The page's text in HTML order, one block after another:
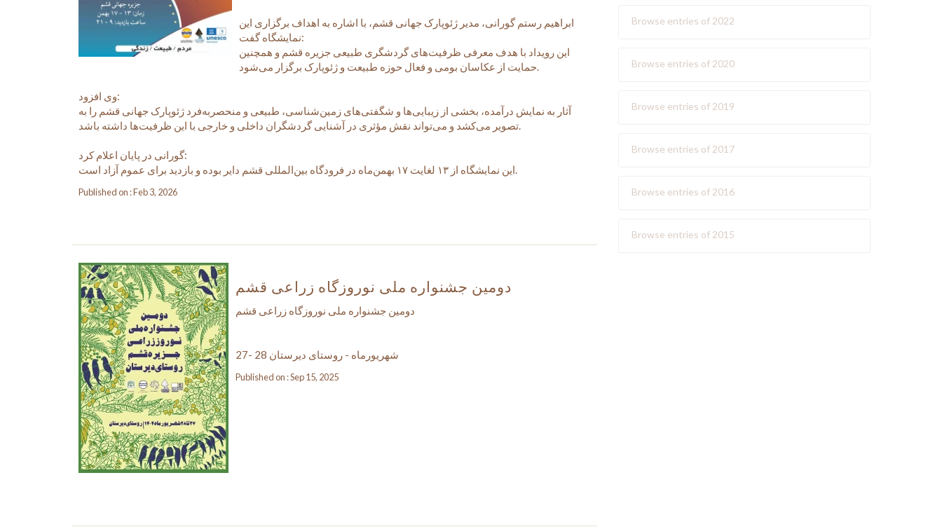
ابراهیم رستم گورانی، مدیر ژئوپارک جهانی قشم، با اشاره به اهداف برگزاری این
نمایشگاه گفت:
این رویداد با هدف معرفی ظرفیت‌های گردشگری طبیعی جزیره قشم و همچنین
حمایت از عکاسان بومی و فعال حوزه طبیعت و ژئوپارک برگزار می‌شود.
وی افزود:
آثار به نمایش درآمده، بخشی از زیبایی‌ها و شگفتی‌های زمین‌شناسی، طبیعی و منحصربه‌فرد ژئوپارک جهانی قشم را به
تصویر می‌کشد و می‌تواند نقش مؤثری در آشنایی گردشگران داخلی و خارجی با این ظرفیت‌ها داشته باشد.
گورانی در پایان اعلام کرد:
این نمایشگاه از ۱۳ لغایت ۱۷ بهمن‌ماه در فرودگاه بین‌المللی قشم دایر بوده و بازدید برای عموم آزاد است.
Published on : Feb 3, 2026
دومین جشنواره ملی نوروزگاه زراعی قشم
دومین جشنواره ملی نوروزگاه زراعی قشم
27- 28 شهریورماه - روستای دیرستان
Published on : Sep 15, 2025
Browse entries of 2022
Browse entries of 2020
Browse entries of 2019
Browse entries of 2017
Browse entries of 2016
Browse entries of 2015